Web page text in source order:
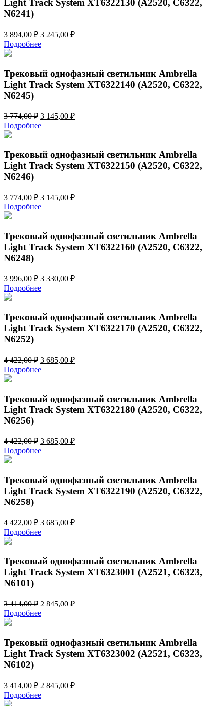
Light Track System XT6322130 (A2520, C6322,
N6241)
3 894,00₽ Первоначальная
цена
составляла
894,00 ₽.
3 245,00 ₽Текущая
Подробнее
Трековый однофазный светильник Ambrella
Light Track System XT6322140 (A2520, C6322,
N6245)
3 774,00₽ Первоначальная
цена
составляла
774,00 ₽.
3 145,00 ₽Текущая
Подробнее
Трековый однофазный светильник Ambrella
Light Track System XT6322150 (A2520, C6322,
N6246)
3 774,00₽ Первоначальная
цена
составляла
774,00 ₽.
3 145,00 ₽Текущая
Подробнее
Трековый однофазный светильник Ambrella
Light Track System XT6322160 (A2520, C6322,
N6248)
3 996,00₽ Первоначальная
цена
составляла
996,00 ₽.
3 330,00 ₽Текущая
Подробнее
Трековый однофазный светильник Ambrella
Light Track System XT6322170 (A2520, C6322,
N6252)
4 422,00₽ Первоначальная
цена
составляла
422,00 ₽.
3 685,00 ₽Текущая
Подробнее
Трековый однофазный светильник Ambrella
Light Track System XT6322180 (A2520, C6322,
N6256)
4 422,00₽ Первоначальная
цена
составляла
422,00 ₽.
3 685,00 ₽Текущая
Подробнее
Трековый однофазный светильник Ambrella
Light Track System XT6322190 (A2520, C6322,
N6258)
4 422,00₽ Первоначальная
цена
составляла
422,00 ₽.
3 685,00 ₽Текущая
Подробнее
Трековый однофазный светильник Ambrella
Light Track System XT6323001 (A2521, C6323,
N6101)
3 414,00₽ Первоначальная
цена
составляла
414,00 ₽.
2 845,00 ₽Текущая
Подробнее
Трековый однофазный светильник Ambrella
Light Track System XT6323002 (A2521, C6323,
N6102)
3 414,00₽ Первоначальная
цена
составляла
2 845,00 ₽Текущая
Подробнее